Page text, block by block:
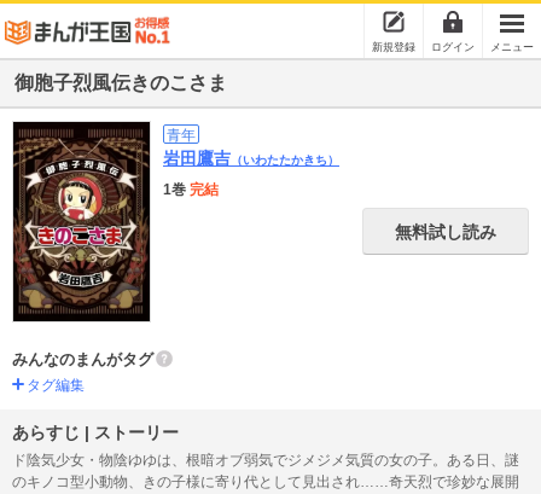
新規登録 ログイン メニュー
御胞子烈風伝きのこさま
青年
岩田鷹吉 （いわたたかきち）
1巻 完結
無料試し読み
みんなのまんがタグ
タグ編集
あらすじ | ストーリー
ド陰気少女・物陰ゆゆは、根暗オブ弱気でジメジメ気質の女の子。ある日、謎
のキノコ型小動物、きの子様に寄り代として見出され……奇天烈で珍妙な展開